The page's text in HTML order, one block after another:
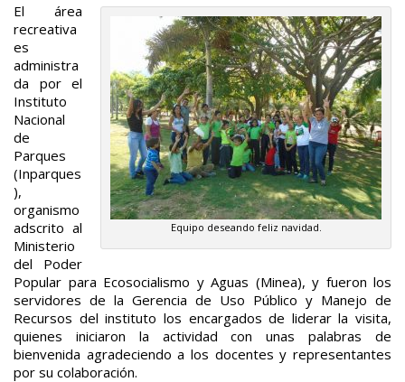
Equipo deseando feliz navidad.
El área
recreativa
es
administra
da por el
Instituto
Nacional
de
Parques
(Inparques
),
organismo
adscrito al
Ministerio
del Poder
Popular para Ecosocialismo y Aguas (Minea), y fueron los
servidores de la Gerencia de Uso Público y Manejo de
Recursos del instituto los encargados de liderar la visita,
quienes iniciaron la actividad con unas palabras de
bienvenida agradeciendo a los docentes y representantes
por su colaboración.